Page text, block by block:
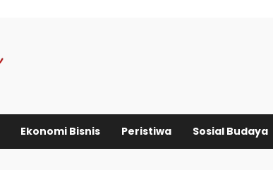
Ekonomi Bisnis Peristiwa Sosial Budaya